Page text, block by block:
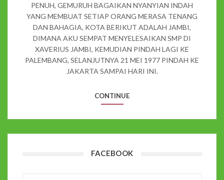
PENUH, GEMURUH BAGAIKAN NYANYIAN INDAH
YANG MEMBUAT SETIAP ORANG MERASA TENANG
DAN BAHAGIA, KOTA BERIKUT ADALAH JAMBI,
DIMANA AKU SEMPAT MENYELESAIKAN SMP DI
XAVERIUS JAMBI, KEMUDIAN PINDAH LAGI KE
PALEMBANG, SELANJUTNYA 21 MEI 1977 PINDAH KE
JAKARTA SAMPAI HARI INI.
CONTINUE
FACEBOOK